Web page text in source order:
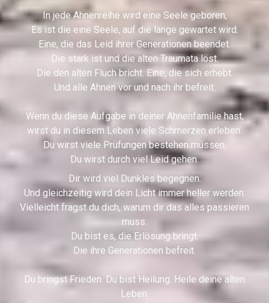
In jede Ahnenreihe wird eine Seele geboren,
Es ist die eine Seele, auf die lange gewartet wird.
Eine, die das Leid ihrer Generationen beendet.
Die stark ist und die alten Traumata löst.
Die den alten Fluch bricht. Eine, die sich erhebt.
Und alle Ahnen vor und nach ihr befreit.
Wenn du diese Aufgabe in deiner Ahnenfamilie hast,
wirst du in diesem Leben viele Schmerzen erleben.
Du wirst viele Prüfungen bestehen müssen.
Du wirst durch viel Leid gehen.
Dir wird viel Dunkles begegnen.
Und gleichzeitig wird dein Licht immer heller werden.
Vielleicht fragst du dich, warum dir das alles passieren
muss.
Du bist es, die Erlösung bringt.
Die ihre Generationen befreit.
Du bringst Frieden. Du bist Heilung. Heile deine alten
Leben.